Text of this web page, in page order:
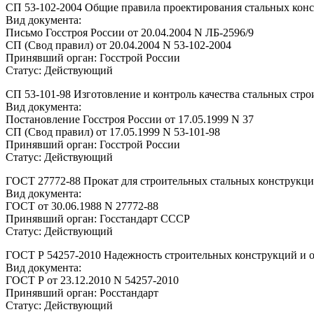
СП 53-102-2004 Общие правила проектирования стальных
Вид документа:
Письмо Госстроя России от 20.04.2004 N ЛБ-2596/9
СП (Свод правил) от 20.04.2004 N 53-102-2004
Принявший орган: Госстрой России
Статус: Действующий
СП 53-101-98 Изготовление и контроль качества стальных
Вид документа:
Постановление Госстроя России от 17.05.1999 N 37
СП (Свод правил) от 17.05.1999 N 53-101-98
Принявший орган: Госстрой России
Статус: Действующий
ГОСТ 27772-88 Прокат для строительных стальных
Вид документа:
ГОСТ от 30.06.1988 N 27772-88
Принявший орган: Госстандарт СССР
Статус: Действующий
ГОСТ Р 54257-2010 Надежность строительных конструкций и
Вид документа:
ГОСТ Р от 23.12.2010 N 54257-2010
Принявший орган: Росстандарт
Статус: Действующий